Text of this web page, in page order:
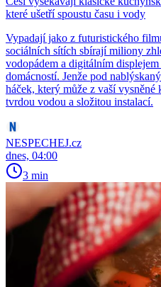
které ušetří spoustu času i vody
Vypadají jako z futuristického
sociálních sítích sbírají miliony
vodopádem a digitálním
domácností. Jenže pod
háček, který může z vaší
tvrdou vodou a složitou instalací.
NESPECHEJ.cz
dnes, 04:00
3 min